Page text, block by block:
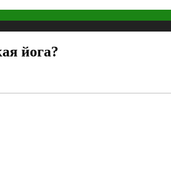
йога?